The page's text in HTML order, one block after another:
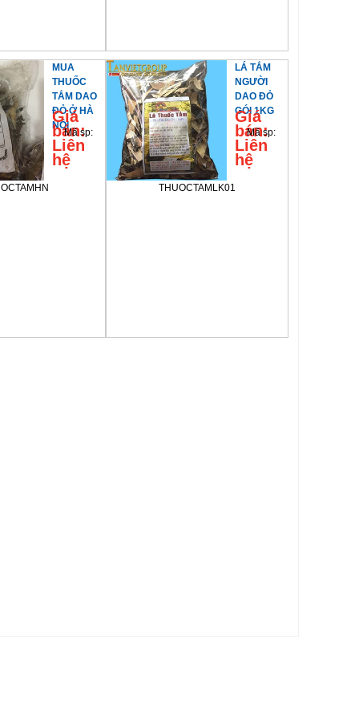
MUA
THUỐC
TẮM DAO
ĐỎ Ở HÀ
NỘI
Giá
bán:
Liên
hệ
Mã sp:
LÁ TẮM
NGƯỜI
DAO ĐỎ
GÓI 1KG
Giá
bán:
Liên
hệ
Mã sp:
THUOCTAMLK01